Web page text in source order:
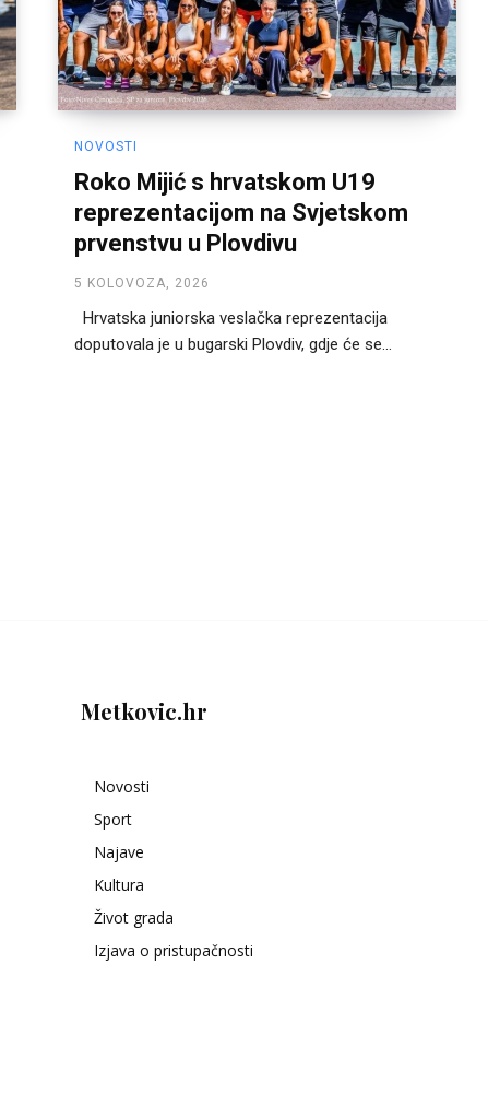
NOVOSTI
Roko Mijić s hrvatskom U19
reprezentacijom na Svjetskom
prvenstvu u Plovdivu
5 KOLOVOZA, 2026
Hrvatska juniorska veslačka reprezentacija
doputovala je u bugarski Plovdiv, gdje će se...
Metkovic.hr
Novosti
Sport
Najave
Kultura
Život grada
Izjava o pristupačnosti